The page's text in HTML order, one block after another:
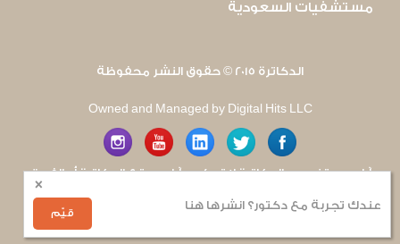
×
قيّم
عندك تجربة مع دكتور؟ انشرها هنا
مستشفيات السعودية
الدكاترة 2015 © حقوق النشر محفوظة
Owned and Managed by Digital Hits LLC
آراء مستخدمى الدكاترة لا تعكس آراء موقع الدكاترة أو الفريق
العامل به. يتم بذل قصارى الجهد لضمان منع نشر أى اساءة أو
هجوم شخصى.للإبلاغ عن أى إساءة